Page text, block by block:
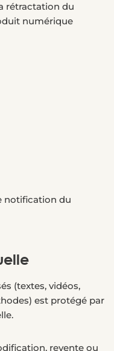
rétractation du
numérique
notification du
(textes, vidéos,
est protégé par
revente ou